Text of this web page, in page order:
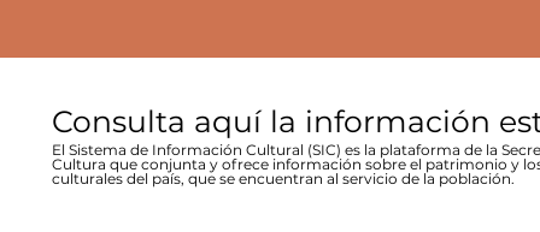
Consulta aquí la información
El Sistema de Información Cultural (SIC) es la plataforma de la
Cultura que conjunta y ofrece información sobre el patrimonio y
culturales del país, que se encuentran al servicio de la población.